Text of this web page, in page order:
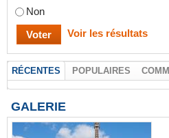
Non
Voir les résultats
RÉCENTES POPULAIRES
GALERIE